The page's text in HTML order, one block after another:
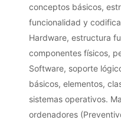
conceptos básicos,
funcionalidad y
Hardware, estructura
componentes físicos,
Software, soporte
básicos, elementos,
sistemas operativos.
ordenadores